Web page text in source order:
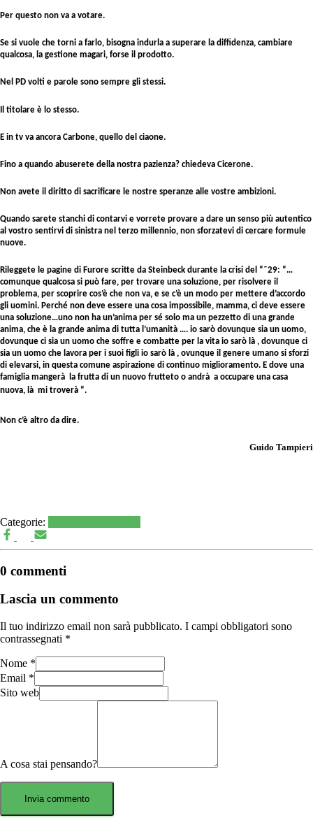
Per questo non va a votare.
Se si vuole che torni a farlo, bisogna indurla a superare la diffidenza, cambiare
qualcosa, la gestione magari, forse il prodotto.
Nel PD volti e parole sono sempre gli stessi.
Il titolare è lo stesso.
E in tv va ancora Carbone, quello del ciaone.
Fino a quando abuserete della nostra pazienza? chiedeva Cicerone.
Non avete il diritto di sacrificare le nostre speranze alle vostre ambizioni.
Quando sarete stanchi di contarvi e vorrete provare a dare un senso più autentico
al vostro sentirvi di sinistra nel terzo millennio, non sforzatevi di cercare formule
nuove.
Rileggete le pagine di Furore scritte da Steinbeck durante la crisi del “˜29: “…
comunque qualcosa si può fare, per trovare una soluzione, per risolvere il
problema, per scoprire cos’è che non va, e se c’è un modo per mettere d’accordo
gli uomini. Perché non deve essere una cosa impossibile, mamma, ci deve essere
una soluzione…uno non ha un’anima per sé solo ma un pezzetto di una grande
anima, che è la grande anima di tutta l’umanità …. io sarò dovunque sia un uomo,
dovunque ci sia un uomo che soffre e combatte per la vita io sarò là , dovunque ci
sia un uomo che lavora per i suoi figli io sarò là , ovunque il genere umano si sforzi
di elevarsi, in questa comune aspirazione di continuo miglioramento. E dove una
famiglia mangerà la frutta di un nuovo frutteto o andrà a occupare una casa
nuova, là mi troverà “.
Non c’è altro da dire.
Guido Tampieri
Categorie:
0 commenti
Lascia un commento
Il tuo indirizzo email non sarà pubblicato. I campi obbligatori sono
contrassegnati *
Nome *
Email *
Sito web
A cosa stai pensando?